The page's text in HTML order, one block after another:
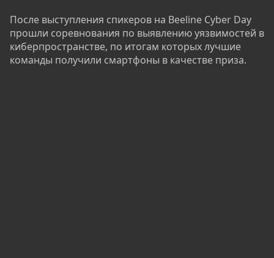
После выступления спикеров на Beeline Cyber Day
прошли соревнования по выявлению уязвимостей в
киберпространстве, по итогам которых лучшие
команды получили смартфоны в качестве приза.